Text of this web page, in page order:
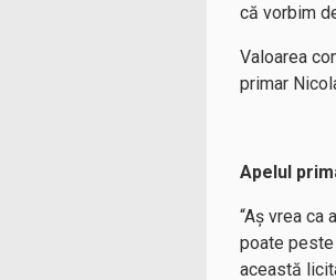
că vorbim
Valoarea
primar
Apelul
“Aș vrea
poate
această